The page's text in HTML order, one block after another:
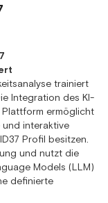
trainiert
Integration des KI-
ermöglicht
interaktive
Profil besitzen.
und nutzt die
Models (LLM)
definierte